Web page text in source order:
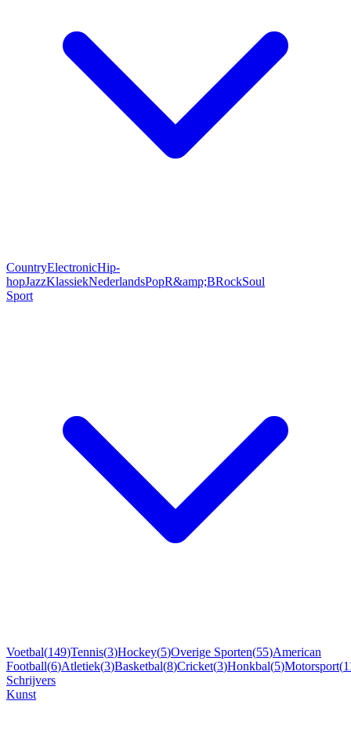
CountryElectronicHip-
hopJazzKlassiekNederlandsPopR&amp;BRockSoul
Sport
Voetbal(149)Tennis(3)Hockey(5)Overige Sporten(55)American
Football(6)Atletiek(3)Basketbal(8)Cricket(3)Honkbal(5)Motorsport(
Schrijvers
Kunst